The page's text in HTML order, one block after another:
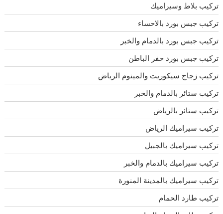
تركيب بلاط وسيراميك
تركيب جبس بورد بالاحساء
تركيب جبس بورد بالدمام والخبر
تركيب جبس بورد حفر الباطن
تركيب زجاج سيكوريت والمينوم الرياض
تركيب ستائر بالدمام والخبر
تركيب ستائر بالرياض
تركيب سيراميك الرياض
تركيب سيراميك بالجبيل
تركيب سيراميك بالدمام والخبر
تركيب سيراميك بالمدينة المنورة
تركيب طارد الحمام